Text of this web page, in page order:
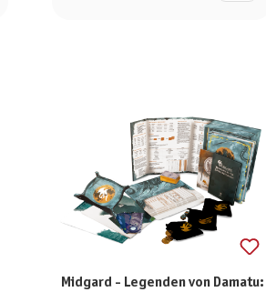
Midgard - Legenden von Damatu: